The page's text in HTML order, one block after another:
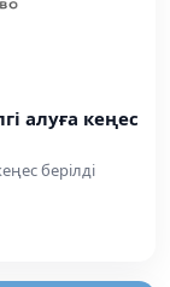
алуға кеңес
берілді